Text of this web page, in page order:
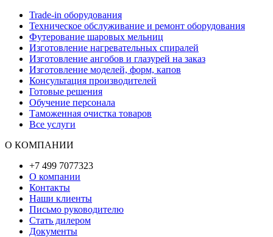
Trade-in оборудования
Техническое обслуживание и ремонт оборудования
Футерование шаровых мельниц
Изготовление нагревательных спиралей
Изготовление ангобов и глазурей на заказ
Изготовление моделей, форм, капов
Консультация производителей
Готовые решения
Обучение персонала
Таможенная очистка товаров
Все услуги
О КОМПАНИИ
+7 499 7077323
О компании
Контакты
Наши клиенты
Письмо руководителю
Стать дилером
Документы